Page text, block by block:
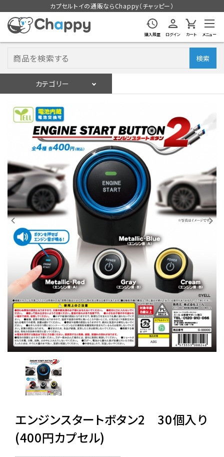
カプセルトイの通販ならChappy（チャッピー）
購入履歴 ログイン カート メニュー
検索
カテゴリー
ログイン
入荷スケジュールをチェック
カプセルトイマシン本体
カプセルトイ
販促用空カプセル
レンタル
景品・玩具・文具
販促用カプセルトイ
よくあるご質問
06-6282-7659
エンジンスタートボタン2 30個入り
(400円カプセル)